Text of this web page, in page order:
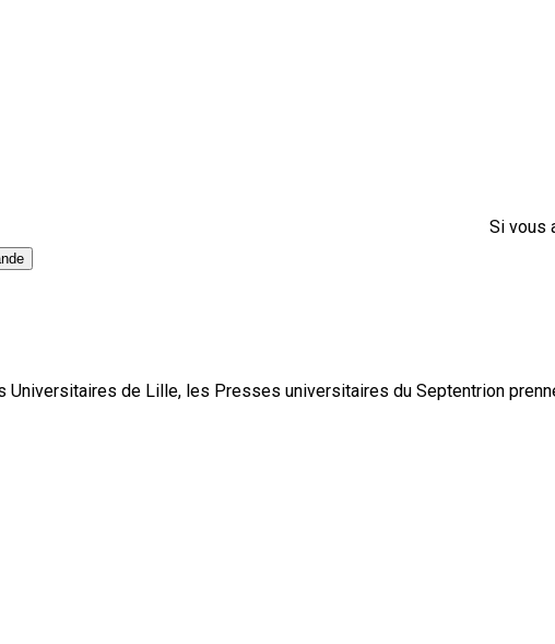
Si vous
de Lille, les Presses universitaires du Septentrion